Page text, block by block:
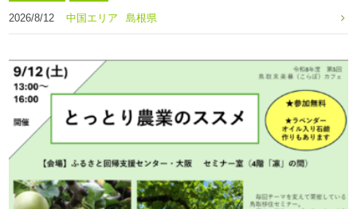
2026/8/12 中国エリア 島根県